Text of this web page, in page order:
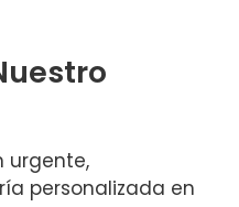
urgente,
personalizada en